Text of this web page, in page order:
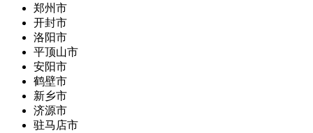
郑州市
开封市
洛阳市
平顶山市
安阳市
鹤壁市
新乡市
济源市
驻马店市